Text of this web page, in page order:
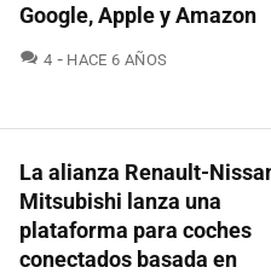
Google, Apple y Amazon
4 COMENTARIOS
HACE 6 AÑOS
La alianza Renault-
Mitsubishi lanza una
plataforma para coches
conectados basada en